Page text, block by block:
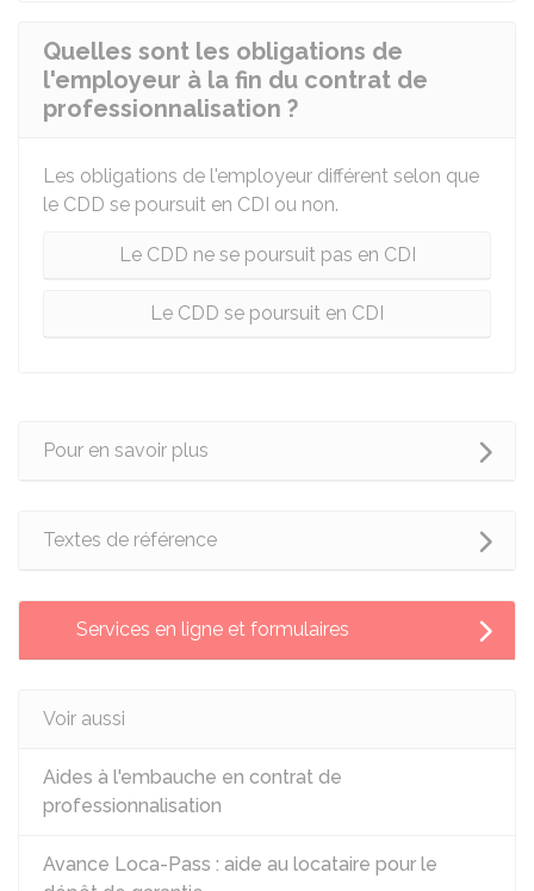
Quelles sont les obligations de
l'employeur à la fin du contrat de
professionnalisation ?
Les obligations de l'employeur différent selon que
le CDD se poursuit en CDI ou non.
Le CDD ne se poursuit pas en CDI
Le CDD se poursuit en CDI
Pour en savoir plus
Textes de référence
Services en ligne et formulaires
Voir aussi
Aides à l'embauche en contrat de
professionnalisation
Avance Loca-Pass : aide au locataire pour le